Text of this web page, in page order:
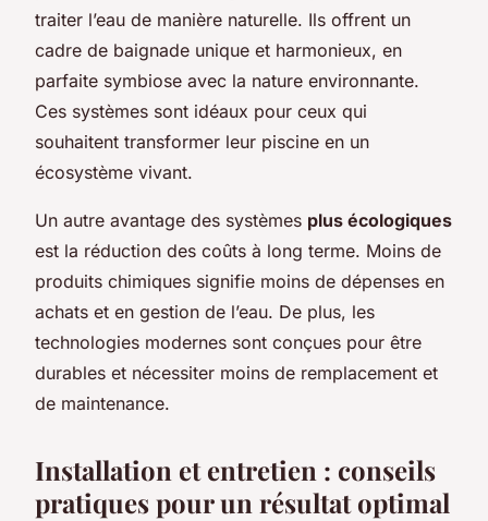
traiter l’eau de manière naturelle. Ils offrent un
cadre de baignade unique et harmonieux, en
parfaite symbiose avec la nature environnante.
Ces systèmes sont idéaux pour ceux qui
souhaitent transformer leur piscine en un
écosystème vivant.
Un autre avantage des systèmes plus écologiques
est la réduction des coûts à long terme. Moins de
produits chimiques signifie moins de dépenses en
achats et en gestion de l’eau. De plus, les
technologies modernes sont conçues pour être
durables et nécessiter moins de remplacement et
de maintenance.
Installation et entretien : conseils
pratiques pour un résultat optimal